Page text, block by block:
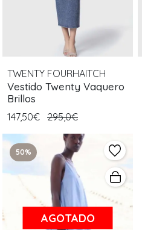
TWENTY FOURHAITCH
Vestido Twenty Vaquero
Brillos
147,50€ 295,0€
50%
AGOTADO